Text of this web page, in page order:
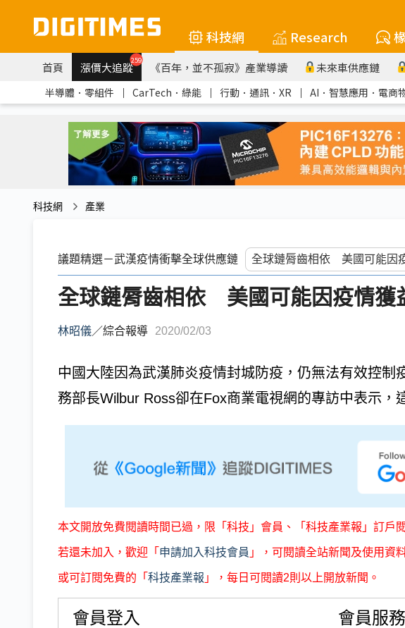
科技網 Research
首頁 漲價大追蹤259 《百年，並不孤寂》產業導讀 未來車供應鏈
半導體．零組件 ｜ CarTech．綠能 ｜ 行動．通訊．XR ｜ AI．智慧應用．電商
科技網 產業
議題精選－武漢疫情衝擊全球供應鏈
全球鏈脣齒相依 美國可能因疫情獲
林昭儀／綜合報導 2020/02/03
中國大陸因為武漢肺炎疫情封城防疫，仍無法有效控制
務部長Wilbur Ross卻在Fox商業電視網的專訪中表示，
本文開放免費閱讀時間已過，限「科技」會員、「科技產業報」訂戶
若還未加入，歡迎「 申請加入科技會員 」，可閱讀全站新聞及使用資
或可訂閱免費的「 科技產業報 」，每日可閱讀2則以上開放新聞。
會員登入 會員服